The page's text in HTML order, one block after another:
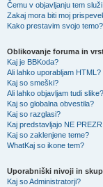
Čemu v objavljanju tem
Zakaj mora biti moj
Kako prestavim svojo temo?
Oblikovanje foruma in
Kaj je BBKoda?
Ali lahko uporabljam HTML?
Kaj so smeški?
Ali lahko objavljam tudi slike?
Kaj so globalna obvestila?
Kaj so razglasi?
Kaj predstavljajo NE
Kaj so zaklenjene teme?
WhatKaj so ikone tem?
Uporabniški nivoji in
Kaj so Administratorji?